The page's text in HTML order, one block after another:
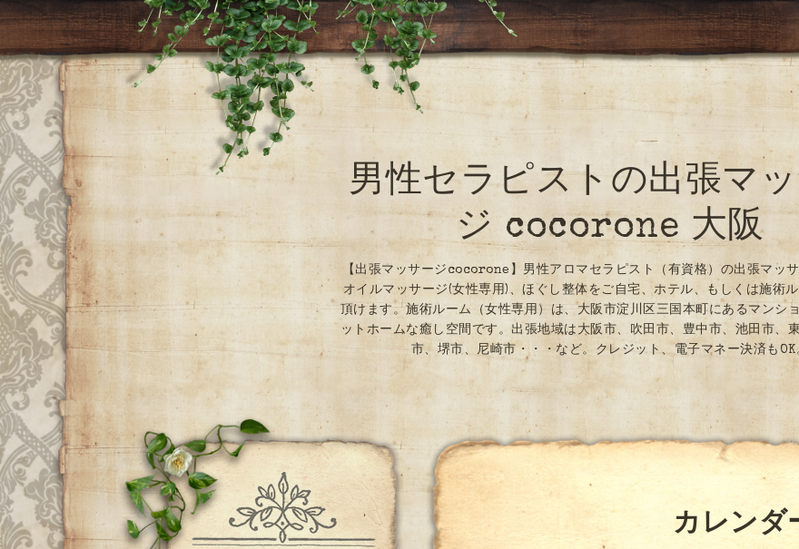
男性セラピストの出張マ
ジ cocorone 大阪
【出張マッサージcocorone】男性アロマセラピスト（有資格）の出張マッ
オイルマッサージ(女性専用)、ほぐし整体をご自宅、ホテル、もしくは施術
頂けます。施術ルーム（女性専用）は、大阪市淀川区三国本町にあるマンシ
ットホームな癒し空間です。出張地域は大阪市、吹田市、豊中市、池田市、
市、堺市、尼崎市・・・など。クレジット、電子マネー決済もOK
カレンダ